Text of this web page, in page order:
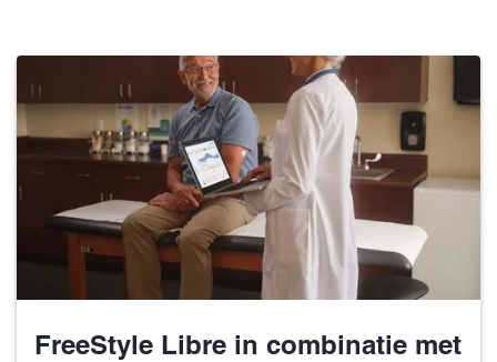
FreeStyle Libre in combinatie met